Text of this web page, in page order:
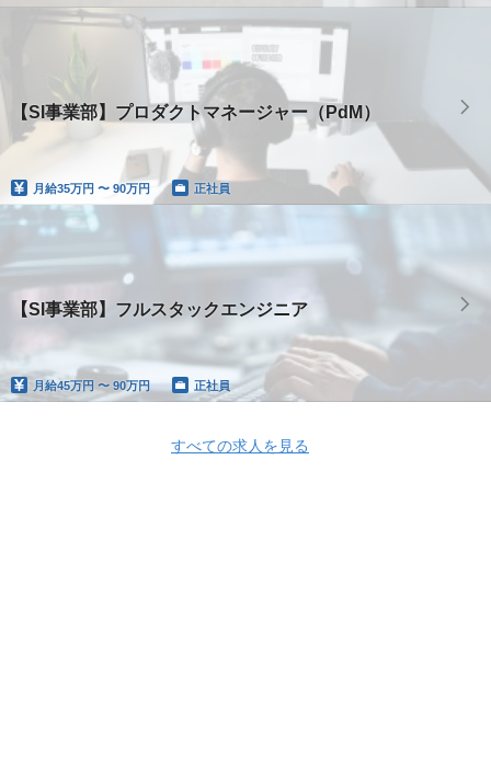
【SI事業部】プロダクトマネージャー（PdM）
月給35万円 〜 90万円 正社員
【SI事業部】フルスタックエンジニア
月給45万円 〜 90万円 正社員
すべての求人を見る